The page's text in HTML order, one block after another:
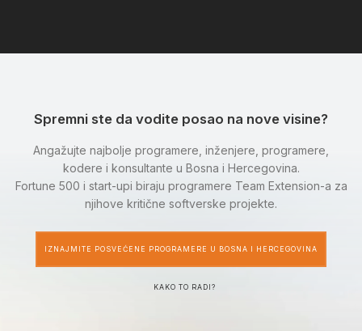
Spremni ste da vodite posao na nove visine?
Angažujte najbolje programere, inženjere, programere,
kodere i konsultante u Bosna i Hercegovina.
Fortune 500 i start-upi biraju programere Team Extension-a za
njihove kritične softverske projekte.
IZNAJMITE POSVEĆENE PROGRAMERE U BOSNA I HERCEGOVINA
KAKO TO RADI?